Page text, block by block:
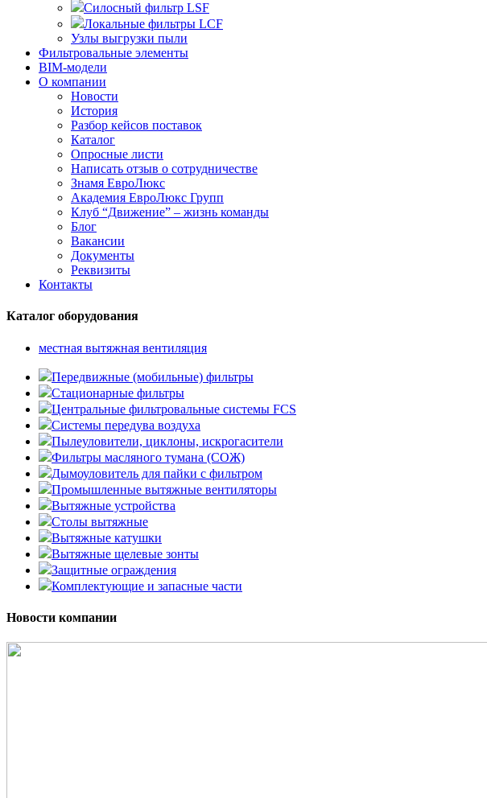
Силосный фильтр LSF
Локальные фильтры LCF
Узлы выгрузки пыли
Фильтровальные элементы
BIM-модели
О компании
Новости
История
Разбор кейсов поставок
Каталог
Опросные листи
Написать отзыв о сотрудничестве
Знамя ЕвроЛюкс
Академия ЕвроЛюкс Групп
Клуб “Движение” – жизнь команды
Блог
Вакансии
Документы
Реквизиты
Контакты
Каталог оборудования
местная вытяжная вентиляция
Передвижные (мобильные) фильтры
Стационарные фильтры
Центральные фильтровальные системы FCS
Системы передува воздуха
Пылеуловители, циклоны, искрогасители
Фильтры масляного тумана (СОЖ)
Дымоуловитель для пайки с фильтром
Промышленные вытяжные вентиляторы
Вытяжные устройства
Столы вытяжные
Вытяжные катушки
Вытяжные щелевые зонты
Защитные ограждения
Комплектующие и запасные части
Новости компании